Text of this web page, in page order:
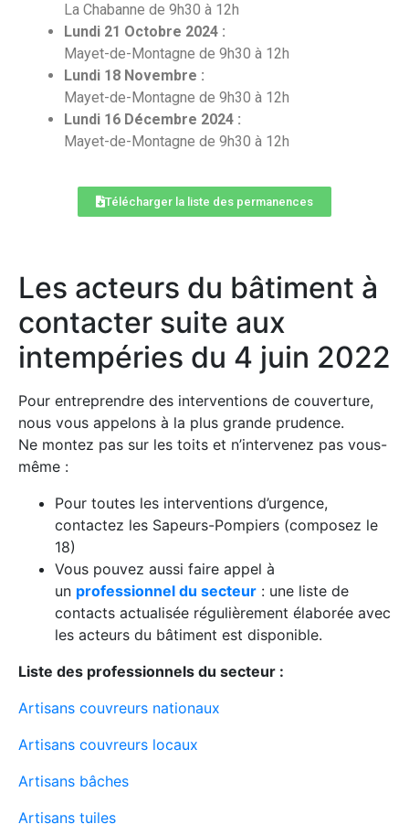
La Chabanne de 9h30 à 12h
Lundi 21 Octobre 2024 :
Mayet-de-Montagne de 9h30 à 12h
Lundi 18 Novembre :
Mayet-de-Montagne de 9h30 à 12h
Lundi 16 Décembre 2024 :
Mayet-de-Montagne de 9h30 à 12h
Télécharger la liste des permanences
Les acteurs du bâtiment à
contacter suite aux
intempéries du 4 juin 2022
Pour entreprendre des interventions de couverture,
nous vous appelons à la plus grande prudence.
Ne montez pas sur les toits et n’intervenez pas vous-
même :
Pour toutes les interventions d’urgence,
contactez les Sapeurs-Pompiers (composez le
18)
Vous pouvez aussi faire appel à
un professionnel du secteur : une liste de
contacts actualisée régulièrement élaborée avec
les acteurs du bâtiment est disponible.
Liste des professionnels du secteur :
Artisans couvreurs nationaux
Artisans couvreurs locaux
Artisans bâches
Artisans tuiles